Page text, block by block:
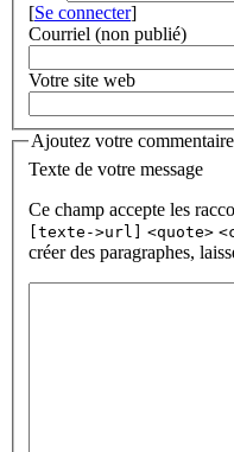
[Se connecter]
Courriel (non publié)
Votre site web
Ajoutez votre
Texte de votre message
Ce champ accepte les
[texte->url] <quote>
créer des paragraphes,